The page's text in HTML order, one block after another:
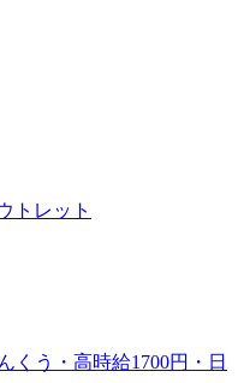
トレット
くう・高時給1700円・日